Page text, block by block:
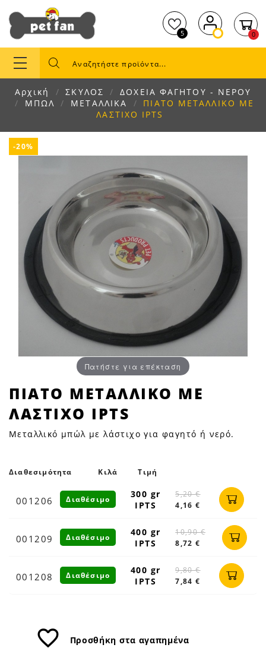
5 0
Αρχική ΣΚΥΛΟΣ
ΔΟΧΕΙΑ ΦΑΓΗΤΟΥ - ΝΕΡΟΥ
ΜΠΩΛ
ΜΕΤΑΛΛΙΚΑ
ΠΙΑΤΟ ΜΕΤΑΛΛΙΚΟ ΜΕ
ΛΑΣΤΙΧΟ IPTS
-20%
Πατήστε για επέκταση
ΠΙΑΤΟ
ΜΕΤΑΛΛΙΚΟ
ΜΕ
ΛΑΣΤΙΧΟ
Petfan
ΠΙΑΤΟ ΜΕΤΑΛΛΙΚΟ ΜΕ
ΛΑΣΤΙΧΟ IPTS
Μεταλλικό μπώλ με λάστιχο για φαγητό ή νερό.
Διαθεσιμότητα Κιλά Τιμή
001206
300 gr
IPTS
5,20 €
4,16 €
Διαθέσιμο
001209
400 gr
IPTS
10,90 €
8,72 €
Διαθέσιμο
001208
400 gr
IPTS
9,80 €
7,84 €
Διαθέσιμο
favorite_border Προσθήκη στα αγαπημένα